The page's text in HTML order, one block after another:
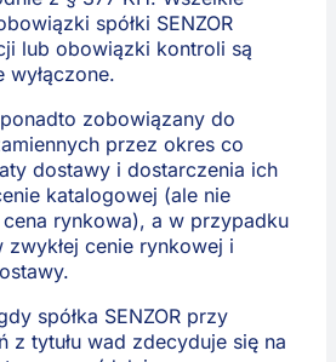
spółki SENZOR
lub obowiązki kontroli są
wyłączone.
zobowiązany do
przez okres co
dostawy i dostarczenia ich
katalogowej (ale nie
rynkowa), a w przypadku
cenie rynkowej i
spółka SENZOR przy
z tytułu wad zdecyduje się na